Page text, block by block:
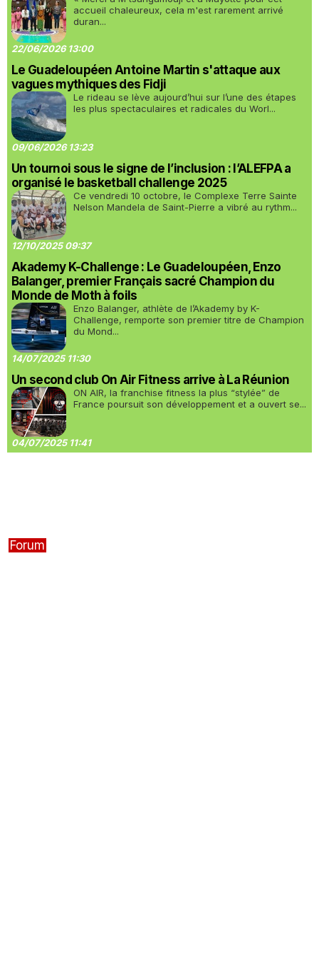
accueil chaleureux, cela m'est rarement arrivé
duran...
22/06/2026 13:00
Le Guadeloupéen Antoine Martin s'attaque aux
vagues mythiques des Fidji
Le rideau se lève aujourd’hui sur l’une des étapes
les plus spectaculaires et radicales du Worl...
09/06/2026 13:23
Un tournoi sous le signe de l’inclusion : l’ALEFPA a
organisé le basketball challenge 2025
Ce vendredi 10 octobre, le Complexe Terre Sainte
Nelson Mandela de Saint-Pierre a vibré au rythm...
12/10/2025 09:37
Akademy K-Challenge : Le Guadeloupéen, Enzo
Balanger, premier Français sacré Champion du
Monde de Moth à foils
Enzo Balanger, athlète de l’Akademy by K-
Challenge, remporte son premier titre de Champion
du Mond...
14/07/2025 11:30
Un second club On Air Fitness arrive à La Réunion
ON AIR, la franchise fitness la plus “stylée” de
France poursuit son développement et a ouvert se...
04/07/2025 11:41
Forum